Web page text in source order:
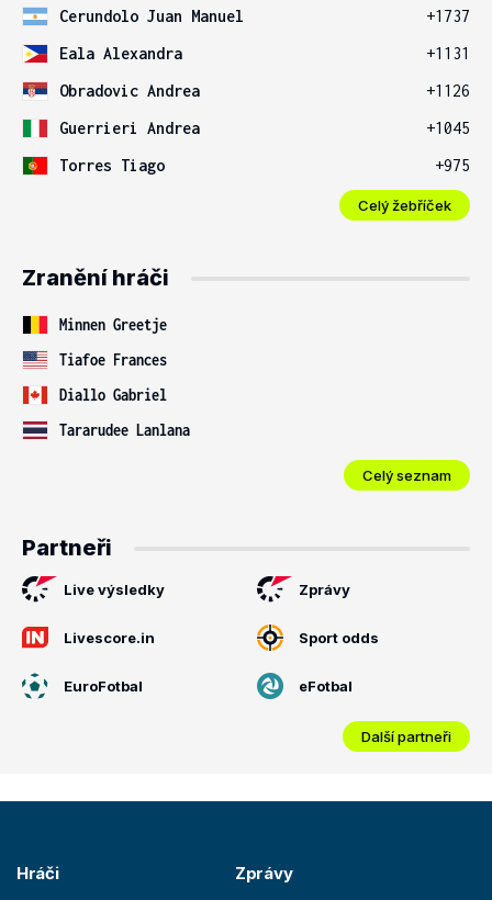
Cerundolo Juan Manuel
+1737
Eala Alexandra
+1131
Obradovic Andrea
+1126
Guerrieri Andrea
+1045
Torres Tiago
+975
Celý žebříček
Zranění hráči
Minnen Greetje
Tiafoe Frances
Diallo Gabriel
Tararudee Lanlana
Celý seznam
Partneři
Live výsledky Zprávy
Livescore.in Sport odds
EuroFotbal eFotbal
Další partneři
Hráči Zprávy